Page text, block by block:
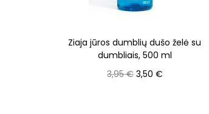
Ziaja jūros dumblių dušo želė su
dumbliais, 500 ml
3,95€ 3,50 €